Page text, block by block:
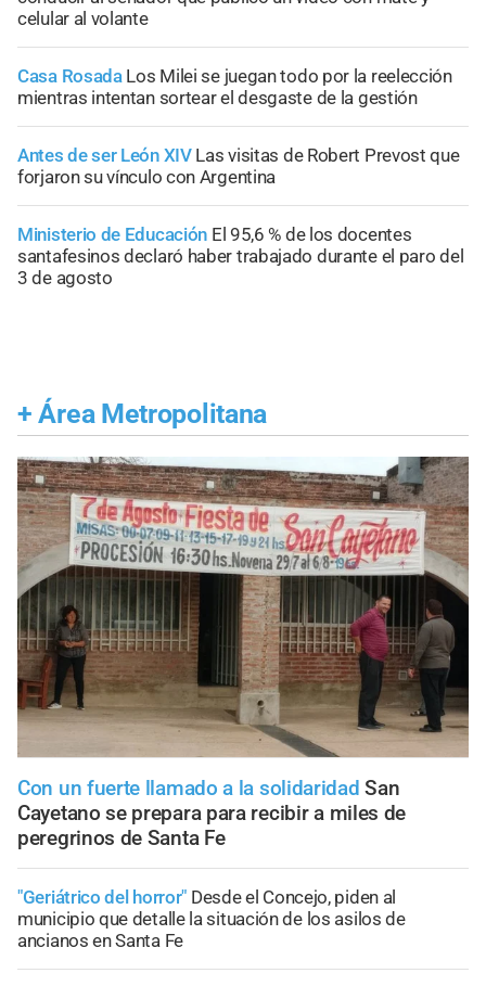
celular al volante
Casa Rosada Los Milei se juegan todo por la reelección
mientras intentan sortear el desgaste de la gestión
Antes de ser León XIV Las visitas de Robert Prevost que
forjaron su vínculo con Argentina
Ministerio de Educación El 95,6 % de los docentes
santafesinos declaró haber trabajado durante el paro del
3 de agosto
+ Área Metropolitana
Con un fuerte llamado a la solidaridad San
Cayetano se prepara para recibir a miles de
peregrinos de Santa Fe
"Geriátrico del horror" Desde el Concejo, piden al
municipio que detalle la situación de los asilos de
ancianos en Santa Fe